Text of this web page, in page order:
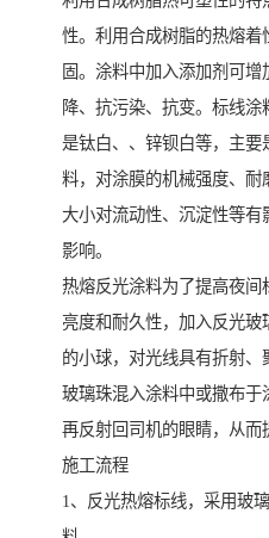
性。利用合成树脂的热熔
固。涂料中加入添加剂可
降、抗污染、抗变。标线
是钛白、、锌钡白等，主
料，对涂膜的机械强度、
大小对流动性、沉淀性等
影响。
热熔反光涂料为了提高夜
亮度和耐久性，加入反光玻
的小球，对光线具有折射
玻璃珠混入涂料中或撒布
再反射回司机的眼睛，从而
施工流程
1、反光热熔标线，采用玻